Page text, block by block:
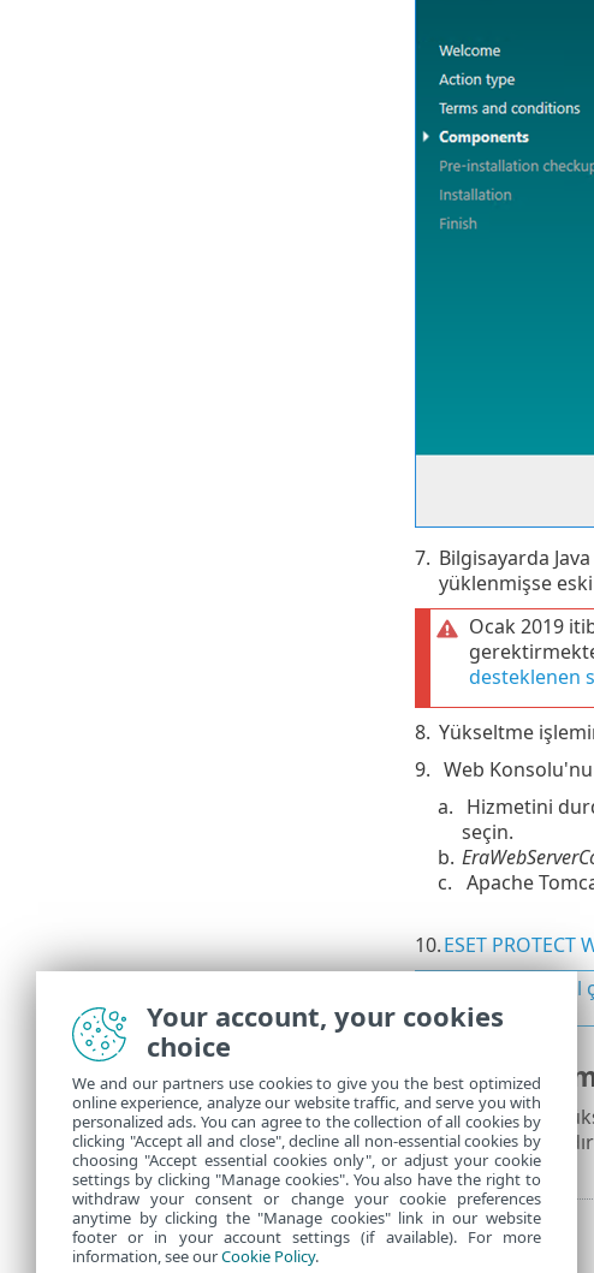
7. Bilgisayarda
yüklenmişse eski
Ocak 2019
desteklenen
8. Yükseltme
9. Web
a. Hizmetini
seçin.
b.
c. Apache
10.ESET
kurumsal
Sorun
Apache Tomcat
adımdaki
Your account, your cookies
choice
We and our partners use cookies to give you the best optimized
online experience, analyze our website traffic, and serve you with
personalized ads. You can agree to the collection of all cookies by
clicking "Accept all and close", decline all non-essential cookies by
choosing "Accept essential cookies only", or adjust your cookie
settings by clicking "Manage cookies". You also have the right to
withdraw your consent or change your cookie preferences
anytime by clicking the "Manage cookies" link in our website
footer or in your account settings (if available). For more
information, see ourCookie Policy.